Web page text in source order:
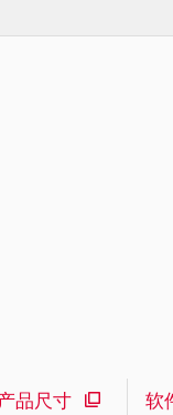
品尺寸 软